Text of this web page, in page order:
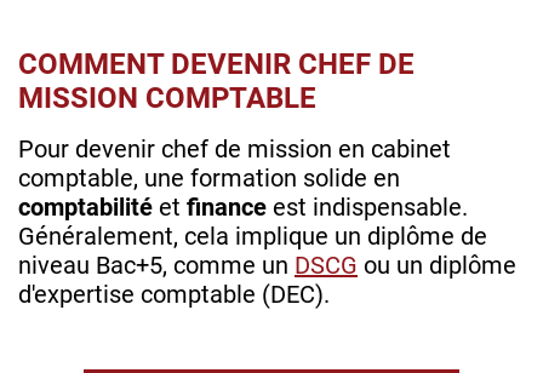
COMMENT DEVENIR CHEF DE
MISSION COMPTABLE
Pour devenir chef de mission en cabinet
comptable, une formation solide en
comptabilité et finance est indispensable.
Généralement, cela implique un diplôme de
niveau Bac+5, comme un DSCG ou un diplôme
d'expertise comptable (DEC).